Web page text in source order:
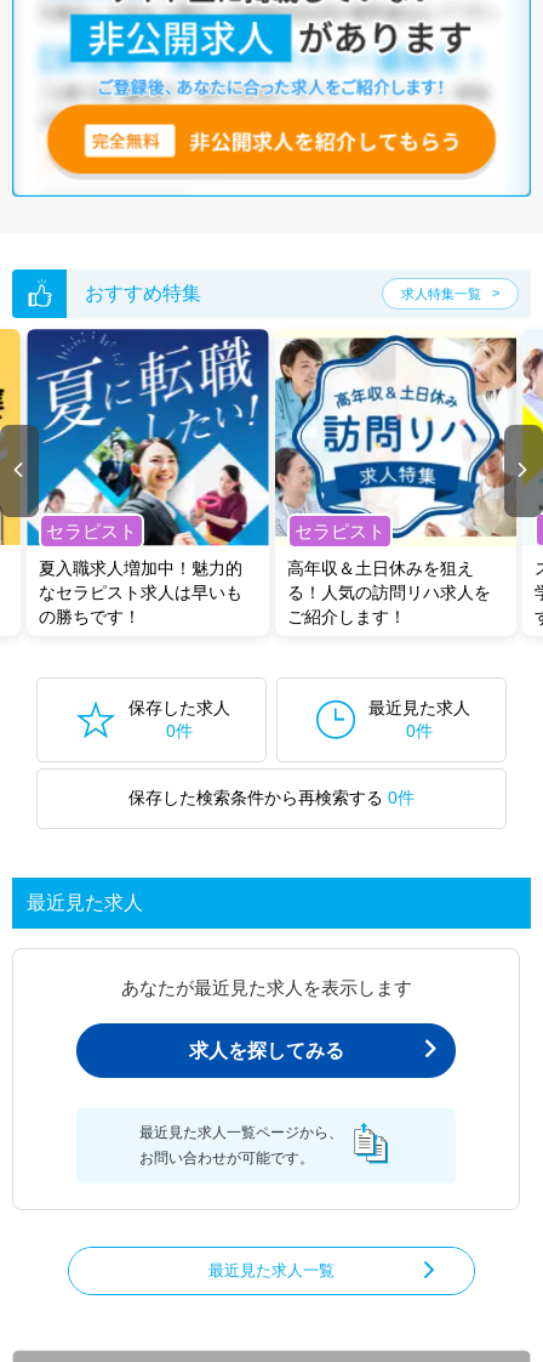
おすすめ特集 求人特集一覧
セラピスト
夏入職求人増加中！魅力的
なセラピスト求人は早いも
の勝ちです！
セラピスト
高年収＆土日休みを狙え
る！人気の訪問リハ求人を
ご紹介します！
保存した求人
0件
最近見た求人
0件
保存した検索条件から再検索する 0件
最近見た求人
あなたが最近見た求人を表示します
求人を探してみる
最近見た求人一覧ページから、
お問い合わせが可能です。
最近見た求人一覧